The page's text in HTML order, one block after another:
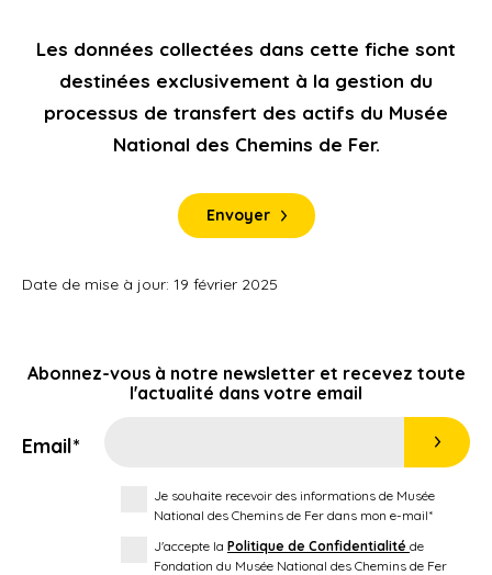
Les données collectées dans cette fiche sont
destinées exclusivement à la gestion du
processus de transfert des actifs du Musée
National des Chemins de Fer.
Envoyer
Date de mise à jour: 19 février 2025
Abonnez-vous à notre newsletter et recevez toute
l'actualité dans votre email
Email*
Je souhaite recevoir des informations de Musée
National des Chemins de Fer dans mon e-mail*
J'accepte la Politique de Confidentialité de
Fondation du Musée National des Chemins de Fer